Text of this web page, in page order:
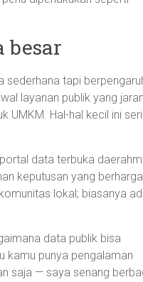
besar
sederhana tapi
layanan publik yang
UMKM. Hal-hal kecil ini
data terbuka
keputusan yang
lokal; biasanya
data publik bisa
kamu punya pengalaman
saja — saya senang